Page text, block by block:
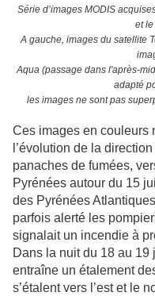
Série d’images MODIS
et
A gauche, images du satellite
Aqua (passage dans l'après-
adapté
les images ne sont pas
Ces images en couleurs
l’évolution de la
panaches de fumées,
Pyrénées autour du 15
des Pyrénées
parfois alerté les
signalait un incendie à
Dans la nuit du 18 au 19
entraîne un étalement
s’étalent vers l’est et le